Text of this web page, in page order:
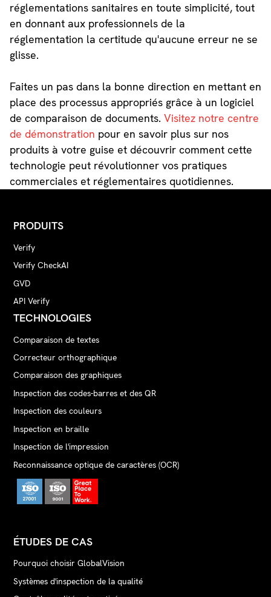
réglementations sanitaires en toute simplicité, tout
en donnant aux professionnels de la
réglementation la certitude qu'aucune erreur ne se
glisse.
Faites un pas dans la bonne direction en mettant en
place des processus appropriés grâce à un logiciel
de comparaison de documents. Visitez notre centre
de démonstration pour en savoir plus sur nos
produits à votre guise et découvrir comment cette
technologie peut révolutionner vos pratiques
commerciales et réglementaires quotidiennes.
PRODUITS
Verify
Verify CheckAI
GVD
API Verify
TECHNOLOGIES
Comparaison de textes
Correcteur orthographique
Comparaison des graphiques
Inspection des codes-barres et des QR
Inspection des couleurs
Inspection en braille
Inspection de l'impression
Reconnaissance optique de caractères (OCR)
ÉTUDES DE CAS
Pourquoi choisir GlobalVision
Systèmes d'inspection de la qualité